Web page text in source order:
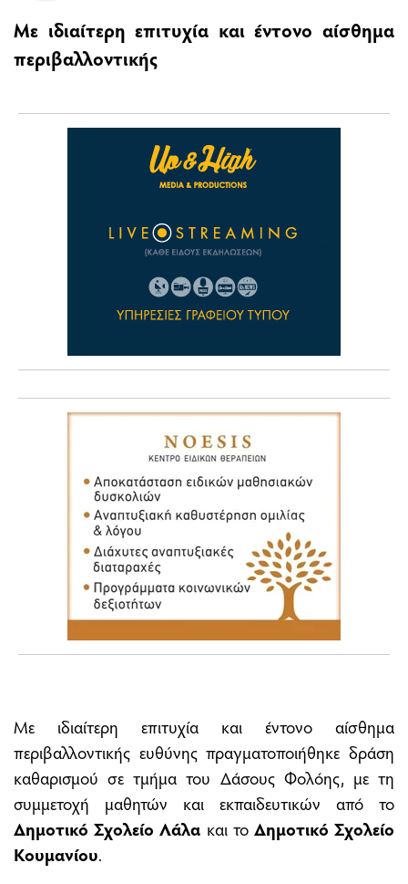
Με ιδιαίτερη επιτυχία και έντονο αίσθημα
περιβαλλοντικής
Με ιδιαίτερη επιτυχία και έντονο αίσθημα
περιβαλλοντικής ευθύνης πραγματοποιήθηκε δράση
καθαρισμού σε τμήμα του Δάσους Φολόης, με τη
συμμετοχή μαθητών και εκπαιδευτικών από το
Δημοτικό Σχολείο Λάλα και το Δημοτικό Σχολείο
Κουμανίου.